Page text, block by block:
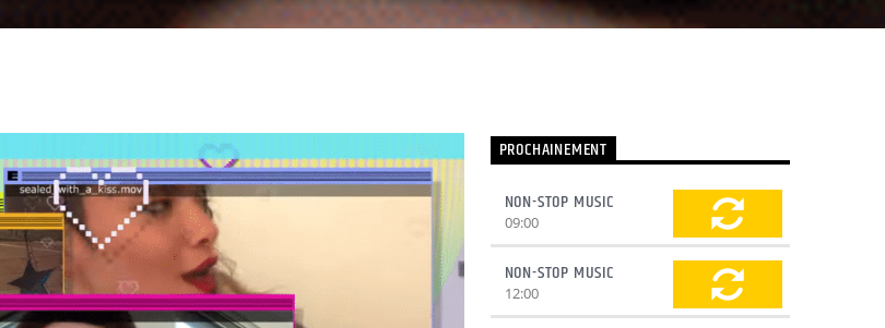
PROCHAINEMENT
NON-STOP MUSIC
09:00
NON-STOP MUSIC
12:00